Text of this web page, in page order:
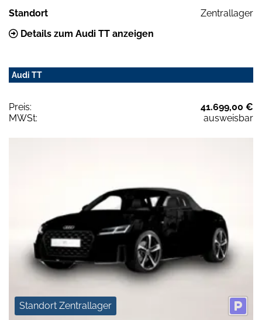
Standort
Zentrallager
Details zum Audi TT anzeigen
Audi TT
Preis:
41.699,00 €
MWSt:
ausweisbar
Standort Zentrallager